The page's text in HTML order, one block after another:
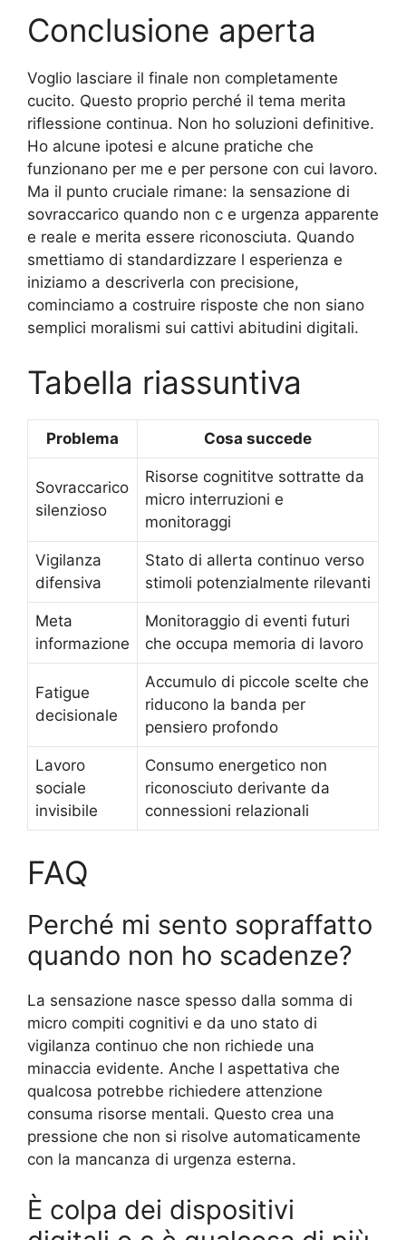
Conclusione aperta
Voglio lasciare il finale non completamente
cucito. Questo proprio perché il tema merita
riflessione continua. Non ho soluzioni definitive.
Ho alcune ipotesi e alcune pratiche che
funzionano per me e per persone con cui lavoro.
Ma il punto cruciale rimane: la sensazione di
sovraccarico quando non c e urgenza apparente
e reale e merita essere riconosciuta. Quando
smettiamo di standardizzare l esperienza e
iniziamo a descriverla con precisione,
cominciamo a costruire risposte che non siano
semplici moralismi sui cattivi abitudini digitali.
Tabella riassuntiva
Problema Cosa succede
Sovraccarico
silenzioso
Risorse cognititve sottratte da
micro interruzioni e
monitoraggi
Vigilanza
difensiva
Stato di allerta continuo verso
stimoli potenzialmente rilevanti
Meta
informazione
Monitoraggio di eventi futuri
che occupa memoria di lavoro
Fatigue
decisionale
Accumulo di piccole scelte che
riducono la banda per
pensiero profondo
Lavoro
sociale
invisibile
Consumo energetico non
riconosciuto derivante da
connessioni relazionali
FAQ
Perché mi sento sopraffatto
quando non ho scadenze?
La sensazione nasce spesso dalla somma di
micro compiti cognitivi e da uno stato di
vigilanza continuo che non richiede una
minaccia evidente. Anche l aspettativa che
qualcosa potrebbe richiedere attenzione
consuma risorse mentali. Questo crea una
pressione che non si risolve automaticamente
con la mancanza di urgenza esterna.
È colpa dei dispositivi